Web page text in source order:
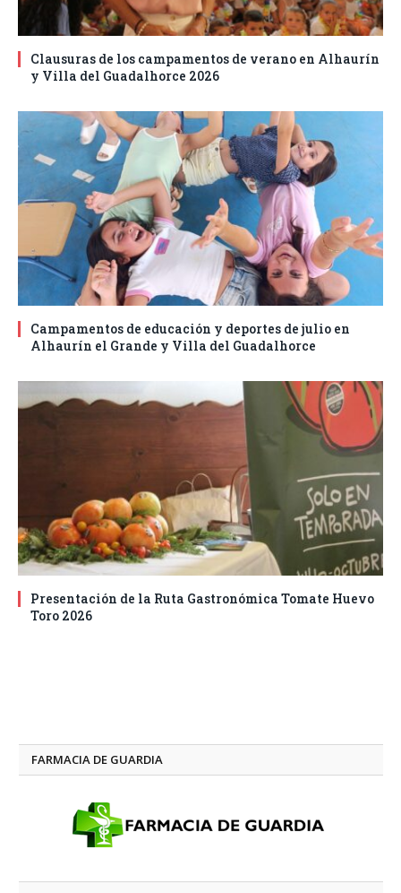
Clausuras de los campamentos de verano en Alhaurín
y Villa del Guadalhorce 2026
Campamentos de educación y deportes de julio en
Alhaurín el Grande y Villa del Guadalhorce
Presentación de la Ruta Gastronómica Tomate Huevo
Toro 2026
FARMACIA DE GUARDIA